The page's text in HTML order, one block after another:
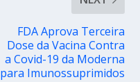
FDA Aprova Terceira
Dose da Vacina Contra
a Covid-19 da Moderna
para Imunossuprimidos